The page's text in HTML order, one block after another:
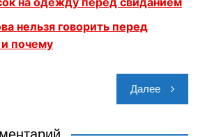
нельзя говорить перед
почему
Далее